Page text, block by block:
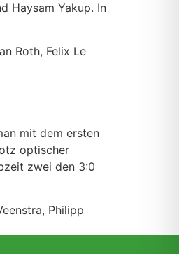
Haysam Yakup. In
Roth, Felix Le
mit dem ersten
optischer
zwei den 3:0
Philipp